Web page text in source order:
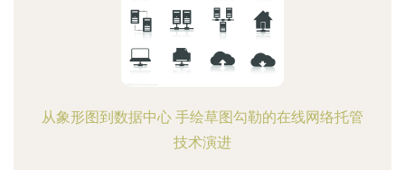
从象形图到数据中心 手绘草图勾勒的在线网络托管
技术演进